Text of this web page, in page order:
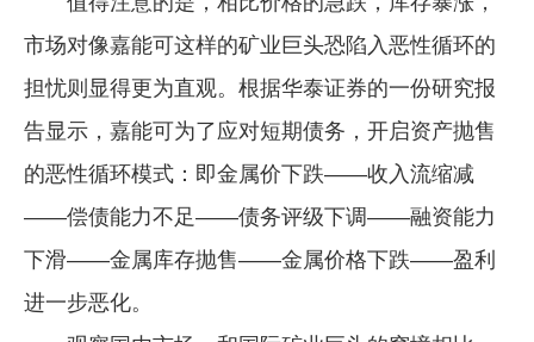
市场对像嘉能可这样的矿业巨头恐陷入恶性循环的
担忧则显得更为直观。根据华泰证券的一份研究报
告显示，嘉能可为了应对短期债务，开启资产抛售
的恶性循环模式：即金属价下跌——收入流缩减
——偿债能力不足——债务评级下调——融资能力
下滑——金属库存抛售——金属价格下跌——盈利
进一步恶化。